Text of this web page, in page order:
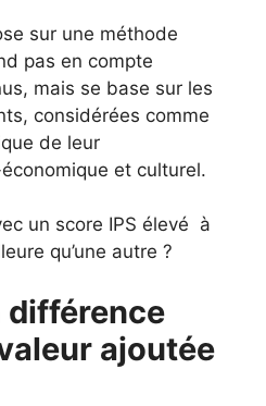
sur une méthode
pas en compte
mais se base sur les
considérées comme
de leur
et culturel.
un score IPS élevé à
qu’une autre ?
différence
ajoutée